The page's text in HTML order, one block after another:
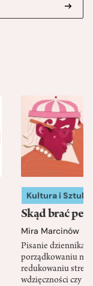
Kultura i Sztuka
Skąd brać
Mira Marcinów
Pisanie dziennika
porządkowaniu
redukowaniu
wdzięczności czy